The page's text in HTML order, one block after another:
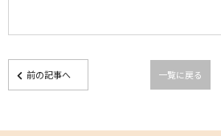
前の記事へ 一覧に戻る